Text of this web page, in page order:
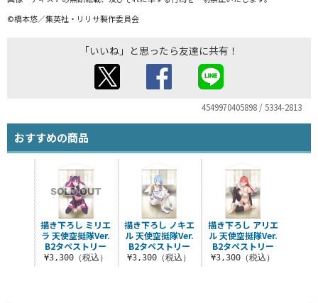
©橋本悠／集英社・リリサ製作委員会
「いいね」と思ったら友達に共有！
4549970405898 / 5334-2813
おすすめの商品
描き下ろし ノキエ
ル 天使空挺隊Ver.
B2タペストリー
¥3,300（税込）
描き下ろし アリエ
ル 天使空挺隊Ver.
B2タペストリー
¥3,300（税込）
描き下ろし ミリエ
ラ 天使空挺隊Ver.
B2タペストリー
¥3,300（税込）